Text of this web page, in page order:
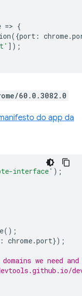
=> {
({port : chrome.
]);
60.0.3082.0
do app da
interface' );
();
: chrome.port});
we need and